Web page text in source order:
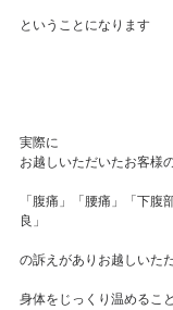
ということになります
実際に
お越しいただいたお客様
「腹痛」「腰痛」「下腹
良」
の訴えがありお越しいた
身体をじっくり温めるこ